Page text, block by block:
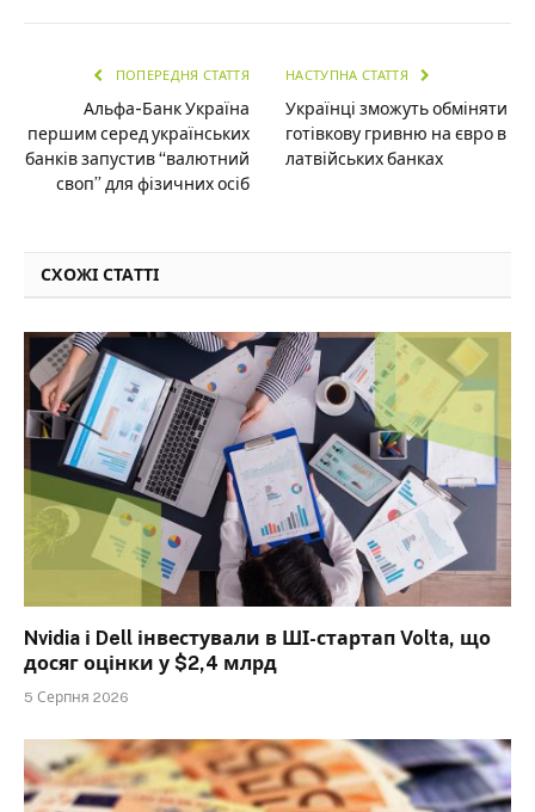
ПОПЕРЕДНЯ СТАТТЯ
Альфа-Банк Україна
першим серед українських
банків запустив “валютний
своп” для фізичних осіб
НАСТУПНА СТАТТЯ
Українці зможуть обміняти
готівкову гривню на євро в
латвійських банках
СХОЖІ СТАТТІ
Nvidia і Dell інвестували в ШІ-стартап Volta, що
досяг оцінки у $2,4 млрд
5 Серпня 2026